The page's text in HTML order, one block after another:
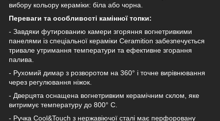
вибору кольору кераміки: біла або чорна.
Переваги та особливості камінної топки:
- Завдяки футированию камери згоряння вогнетривкими
панелями із спеціальної кераміки Ceramition забезпечується
тривале утримання температури та ефективне згорання
палива.
- Рухомий димар з розворотом на 360° і точне вирівнювання
через регулювання ніжок.
- Дверцята оснащена вогнетривким керамічним склом, яке
витримує температуру до 800° C.
- Ручка Cool&Touch з нержавіючої сталі має перфоровану